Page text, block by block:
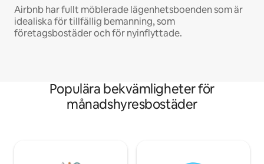
Airbnb har fullt möblerade lägenhetsboenden som är
idealiska för tillfällig bemanning, som
företagsbostäder och för nyinflyttade.
Populära bekvämligheter för
månadshyresbostäder